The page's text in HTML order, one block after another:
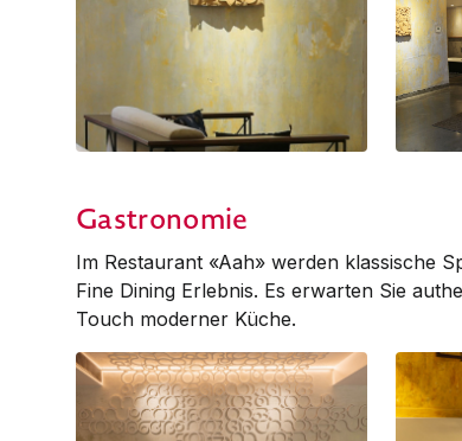
Gastronomie
Im Restaurant «Aah» werden klassische
Fine Dining Erlebnis. Es erwarten Sie
Touch moderner Küche.